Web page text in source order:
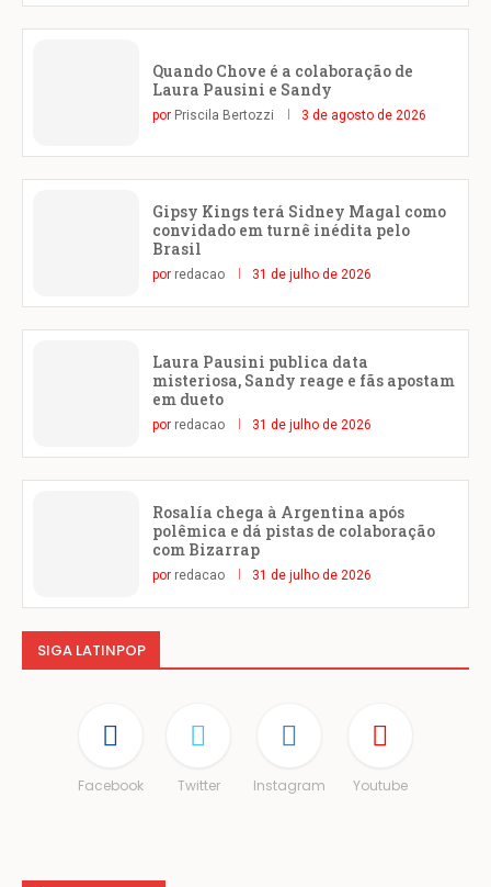
Quando Chove é a colaboração de
Laura Pausini e Sandy
por Priscila Bertozzi 3 de agosto de 2026
Gipsy Kings terá Sidney Magal como
convidado em turnê inédita pelo
Brasil
por redacao 31 de julho de 2026
Laura Pausini publica data
misteriosa, Sandy reage e fãs apostam
em dueto
por redacao 31 de julho de 2026
Rosalía chega à Argentina após
polêmica e dá pistas de colaboração
com Bizarrap
por redacao 31 de julho de 2026
SIGA LATINPOP
Facebook Twitter Instagram Youtube